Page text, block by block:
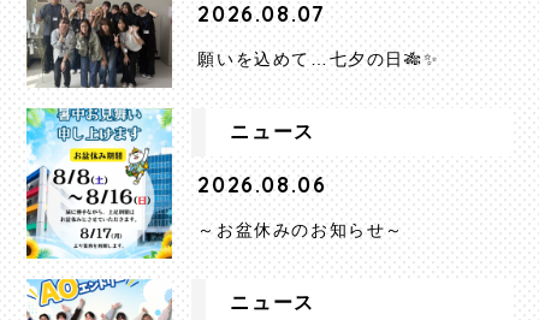
2026.08.07
願いを込めて…七夕の日🎋✨
ニュース
2026.08.06
～お盆休みのお知らせ～
ニュース